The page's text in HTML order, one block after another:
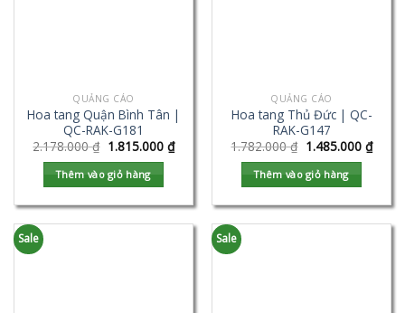
QUẢNG CÁO
Hoa tang Quận Bình Tân |
QC-RAK-G181
2.178.000₫ 1.815.000 ₫
Thêm vào giỏ hàng
QUẢNG CÁO
Hoa tang Thủ Đức | QC-
RAK-G147
1.782.000₫ 1.485.000 ₫
Thêm vào giỏ hàng
Sale Sale